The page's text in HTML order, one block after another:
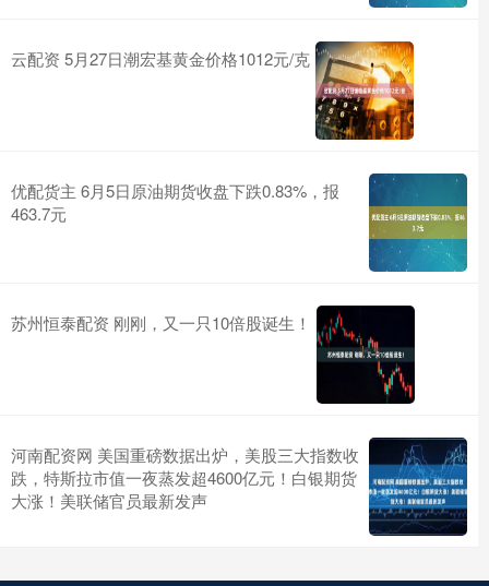
云配资 5月27日潮宏基黄金价格1012元/克
优配货主 6月5日原油期货收盘下跌0.83%，报
463.7元
苏州恒泰配资 刚刚，又一只10倍股诞生！
河南配资网 美国重磅数据出炉，美股三大指数收
跌，特斯拉市值一夜蒸发超4600亿元！白银期货
大涨！美联储官员最新发声